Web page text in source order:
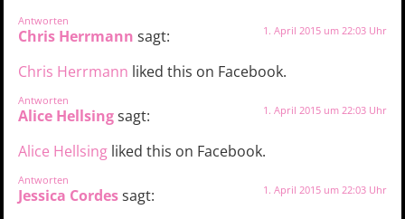
Antworten
Chris Herrmann sagt: 1. April 2015 um 22:03 Uhr
Chris Herrmann liked this on Facebook.
Antworten
Alice Hellsingsagt: 1. April 2015 um 22:03 Uhr
Alice Hellsing liked this on Facebook.
Antworten
Jessica Cordessagt: 1. April 2015 um 22:03 Uhr